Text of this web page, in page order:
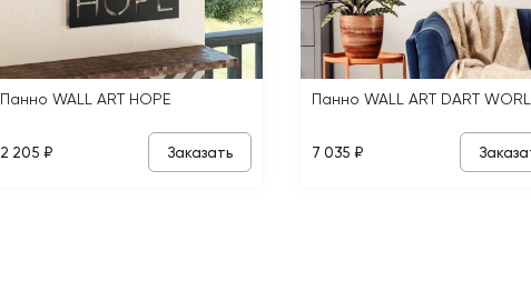
Панно WALL ART HOPE
2 205 ₽ Заказать
Панно WALL ART DART
7 035 ₽